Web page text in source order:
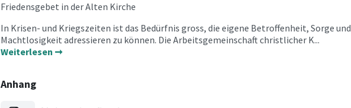
Friedensgebet in der Alten Kirche
In Krisen- und Kriegszeiten ist das Bedürfnis gross, die eigene Betroffenheit, Sorge und
Machtlosigkeit adressieren zu können. Die Arbeitsgemeinschaft christlicher K...
Weiterlesen ➞